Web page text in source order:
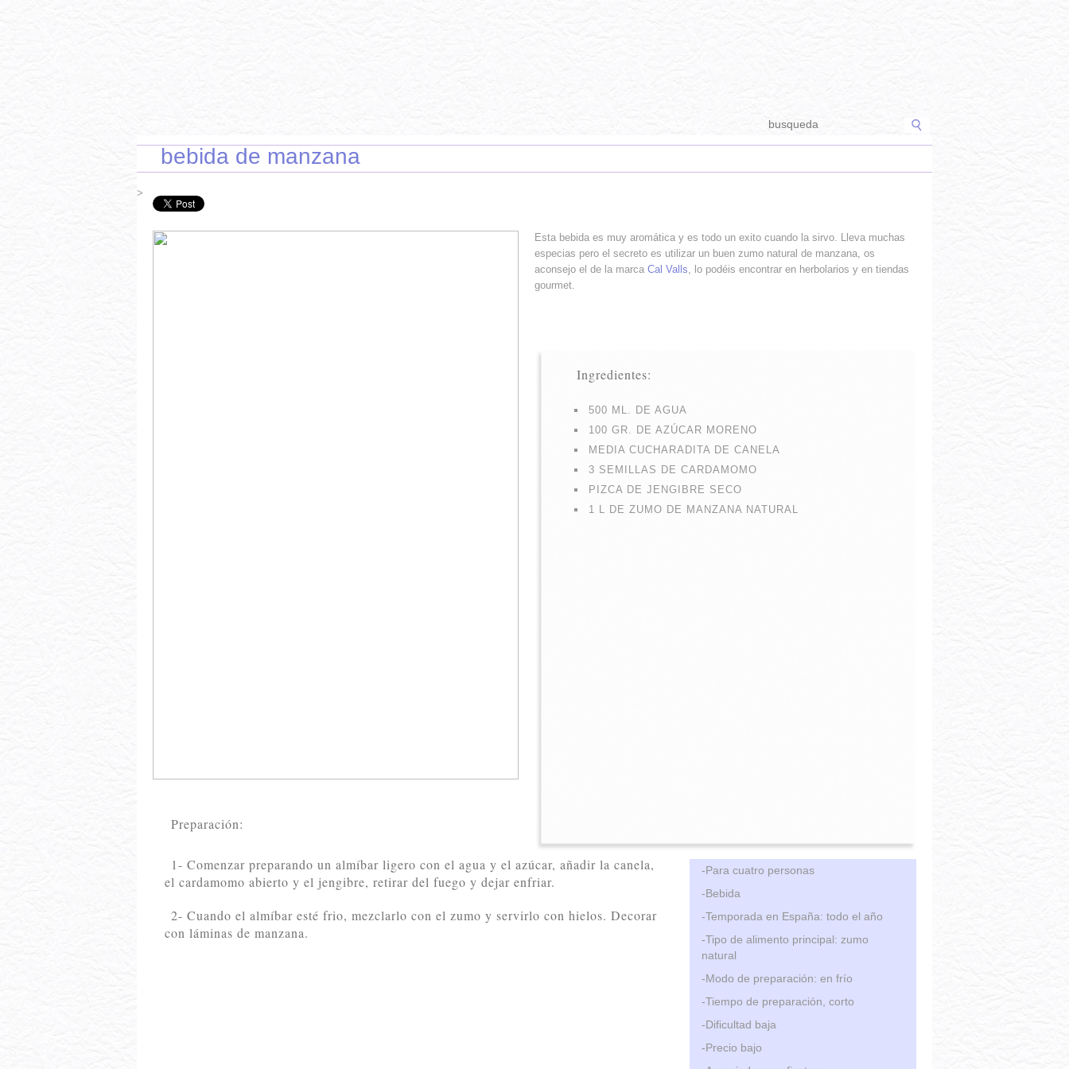
bebida de manzana
Esta bebida es muy aromática y es todo un exito cuando la sirvo. Lleva muchas
especias pero el secreto es utilizar un buen zumo natural de manzana, os
aconsejo el de la marca Cal Valls, lo podéis encontrar en herbolarios y en tiendas
gourmet.
Ingredientes:
500 ML. DE AGUA
100 GR. DE AZÚCAR MORENO
MEDIA CUCHARADITA DE CANELA
3 SEMILLAS DE CARDAMOMO
PIZCA DE JENGIBRE SECO
1 L DE ZUMO DE MANZANA NATURAL
Preparación:
1- Comenzar preparando un almíbar ligero con el agua y el azúcar, añadir la canela,
el cardamomo abierto y el jengibre, retirar del fuego y dejar enfriar.
2- Cuando el almíbar esté frio, mezclarlo con el zumo y servirlo con hielos. Decorar
con láminas de manzana.
-Para cuatro personas
-Bebida
-Temporada en España: todo el año
-Tipo de alimento principal: zumo
natural
-Modo de preparación: en frío
-Tiempo de preparación, corto
-Dificultad baja
-Precio bajo
>